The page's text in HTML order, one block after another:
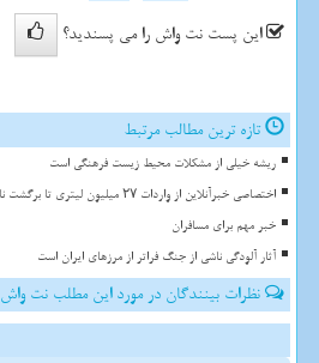
این پست نت واش را می پسندید؟
تازه ترین مطالب مرتبط
ریشه خیلی از مشکلات محیط زیست فرهنگی است
اختصاصی خبرآنلاین از واردات ۲۷ میلیون لیتری تا برگشت ناترازی
خبر مهم برای مسافران
آثار آلودگی ناشی از جنگ فراتر از مرزهای ایران است
نظرات بینندگان در مورد این مطلب نت واش